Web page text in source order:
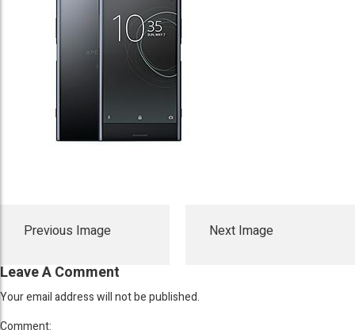
Previous Image Next Image
Leave A Comment
Your email address will not be published.
Comment: